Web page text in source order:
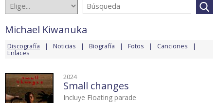
Michael Kiwanuka
Discografía Noticias Biografía Fotos Canciones
Enlaces
2024
Small changes
Incluye Floating parade